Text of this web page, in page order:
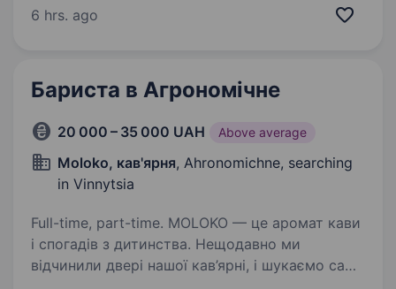
хочеш розвиватися у сфері обслуговування
6 hrs. ago
Бариста в Агрономічне
20 000 – 35 000 UAH Above average
Moloko, кав'ярня, Ahronomichne, searching
in Vinnytsia
Full-time, part-time. MOLOKO — це аромат кави
і спогадів з дитинства. Нещодавно ми
відчинили двері нашої кав’ярні, і шукаємо саме